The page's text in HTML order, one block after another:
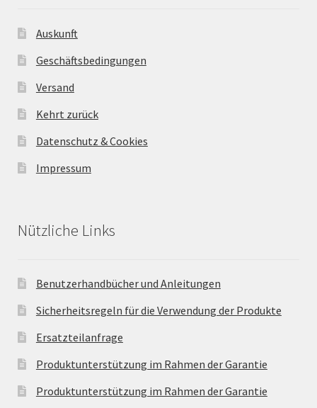
Auskunft
Geschäftsbedingungen
Versand
Kehrt zurück
Datenschutz & Cookies
Impressum
Nützliche Links
Benutzerhandbücher und Anleitungen
Sicherheitsregeln für die Verwendung der Produkte
Ersatzteilanfrage
Produktunterstützung im Rahmen der Garantie
Produktunterstützung im Rahmen der Garantie